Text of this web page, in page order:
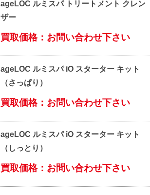
ageLOC ルミスパ トリートメント クレン
ザー
買取価格：お問い合わせ下さい
ageLOC ルミスパ iO スターター キット
（さっぱり）
買取価格：お問い合わせ下さい
ageLOC ルミスパ iO スターター キット
（しっとり）
買取価格：お問い合わせ下さい